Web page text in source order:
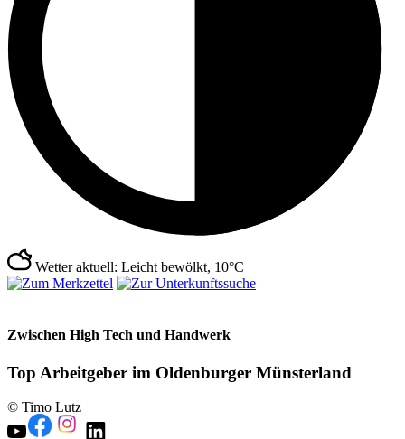
Wetter aktuell: Leicht bewölkt, 10°C
Zwischen High Tech und Handwerk
Top Arbeitgeber im Oldenburger Münsterland
© Timo Lutz